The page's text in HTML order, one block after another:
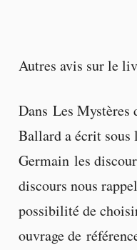
Autres avis sur le
Dans Les Mystères
Ballard a écrit sous
Germain les
discours nous
possibilité de
ouvrage de